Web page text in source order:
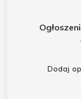
Dodaj